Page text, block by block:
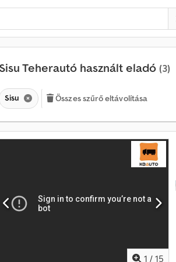
Sisu Teherautó használt eladó (3)
Sisu Összes szűrő eltávolítása
1 / 15